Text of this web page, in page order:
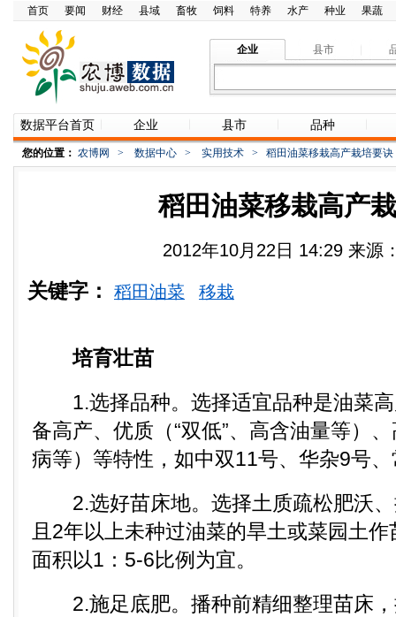
首页 要闻 财经 县域 畜牧 饲料 特养 水产 种业 果蔬
企业 县市
数据平台首页 企业 县市 品种
您的位置： 农博网 > 数据中心 > 实用技术 > 稻田油菜移栽高产栽培要诀
稻田油菜移栽高产
2012年10月22日 14:29 来源
关键字： 稻田油菜 移栽
培育壮苗
1.选择品种。选择适宜品种是油菜高
备高产、优质（“双低”、高含油量等）
病等）等特性，如中双11号、华杂9号
2.选好苗床地。选择土质疏松肥沃、
且2年以上未种过油菜的旱土或菜园土
面积以1：5-6比例为宜。
2.施足底肥。播种前精细整理苗床，